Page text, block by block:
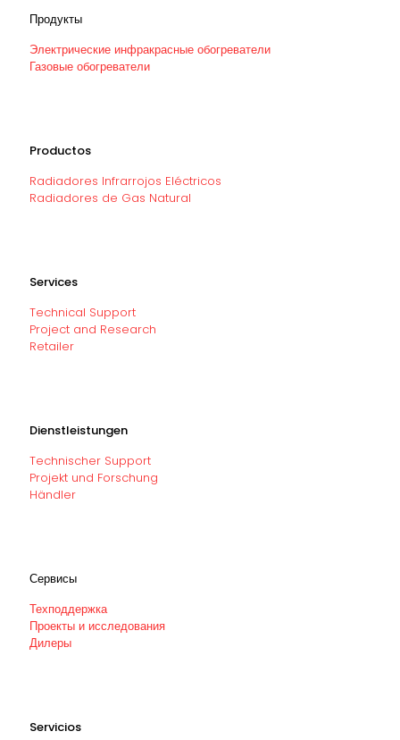
Продукты
Электрические инфракрасные обогреватели
Газовые обогреватели
Productos
Radiadores Infrarrojos Eléctricos
Radiadores de Gas Natural
Services
Technical Support
Project and Research
Retailer
Dienstleistungen
Technischer Support
Projekt und Forschung
Händler
Сервисы
Техподдержка
Проекты и исследования
Дилеры
Servicios